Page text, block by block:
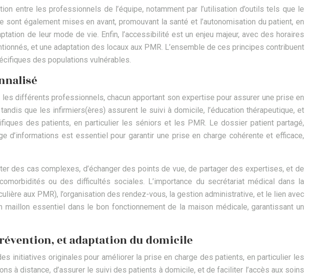
entre les professionnels de l’équipe, notamment par l’utilisation d’outils tels que le
également mises en avant, promouvant la santé et l’autonomisation du patient, en
de leur mode de vie. Enfin, l’accessibilité est un enjeu majeur, avec des horaires
et une adaptation des locaux aux PMR. L’ensemble de ces principes contribuent
des populations vulnérables.
différents professionnels, chacun apportant son expertise pour assurer une prise en
que les infirmiers(ères) assurent le suivi à domicile, l’éducation thérapeutique, et
des patients, en particulier les séniors et les PMR. Le dossier patient partagé,
est essentiel pour garantir une prise en charge cohérente et efficace,
des cas complexes, d’échanger des points de vue, de partager des expertises, et de
ou des difficultés sociales. L’importance du secrétariat médical dans la
aux PMR), l’organisation des rendez-vous, la gestion administrative, et le lien avec
essentiel dans le bon fonctionnement de la maison médicale, garantissant un
et adaptation du domicile
initiatives originales pour améliorer la prise en charge des patients, en particulier les
à distance, d’assurer le suivi des patients à domicile, et de faciliter l’accès aux soins